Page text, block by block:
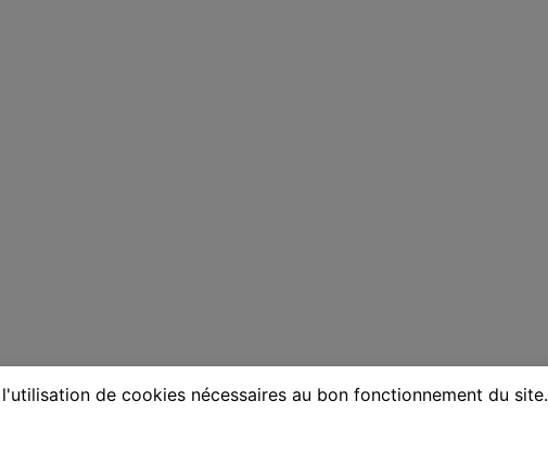
de cookies nécessaires au bon fonctionnement du site.